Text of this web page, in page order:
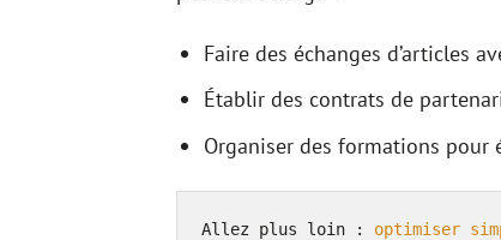
Faire des échanges d’articles
Établir des contrats de
Organiser des formations
Allez plus loin : optimiser